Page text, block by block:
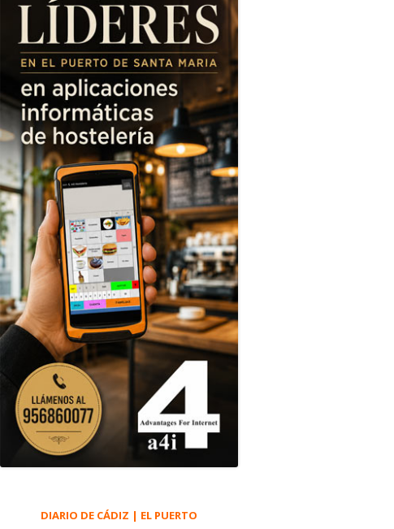
principal
DIARIO DE CÁDIZ | EL PUERTO